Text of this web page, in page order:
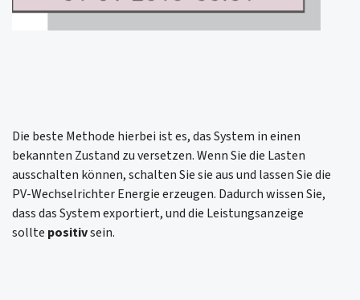
Die beste Methode hierbei ist es, das System in einen
bekannten Zustand zu versetzen. Wenn Sie die Lasten
ausschalten können, schalten Sie sie aus und lassen Sie die
PV-Wechselrichter Energie erzeugen. Dadurch wissen Sie,
dass das System exportiert, und die Leistungsanzeige
sollte positivsein.